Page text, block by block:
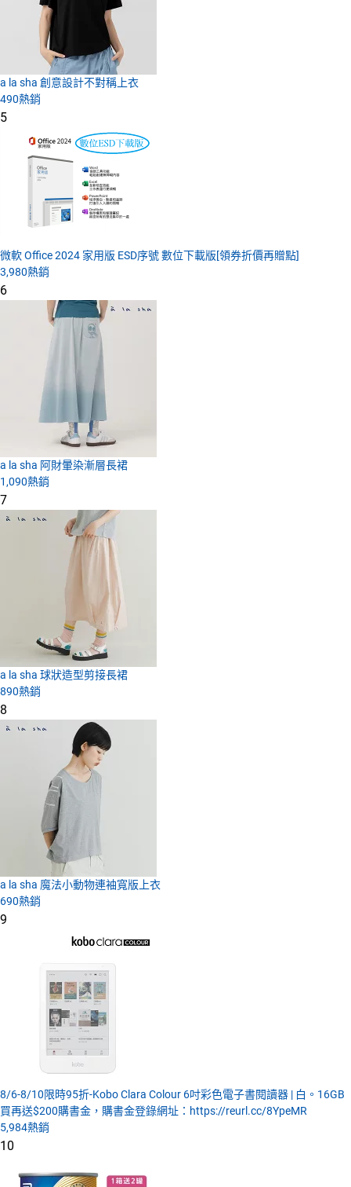
a la sha 創意設計不對稱上衣
490熱銷
5
微軟 Office 2024 家用版 ESD序號 數位下載版[領券折價再贈點]
3,980熱銷
6
a la sha 阿財暈染漸層長裙
1,090熱銷
7
a la sha 球狀造型剪接長裙
890熱銷
8
a la sha 魔法小動物連袖寬版上衣
690熱銷
9
8/6-8/10限時95折-Kobo Clara Colour 6吋彩色電子書閱讀器 | 白。16GB
買再送$200購書金，購書金登錄網址：https://reurl.cc/8YpeMR
5,984熱銷
10